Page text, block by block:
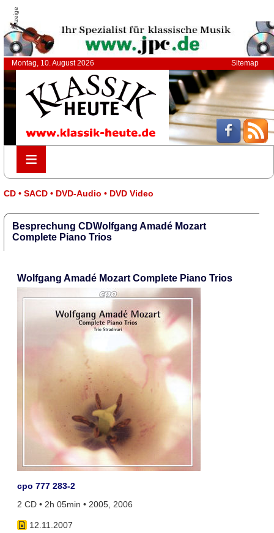
Anzeige
Montag, 10. August 2026 Sitemap
≡
≡
CD • SACD • DVD-Audio • DVD Video
Besprechung CDWolfgang Amadé Mozart
Complete Piano Trios
Wolfgang Amadé Mozart Complete Piano Trios
cpo 777 283-2
2 CD • 2h 05min • 2005, 2006
12.11.2007